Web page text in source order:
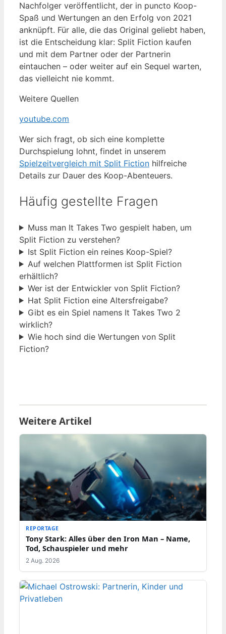
Nachfolger veröffentlicht, der in puncto Koop-
Spaß und Wertungen an den Erfolg von 2021
anknüpft. Für alle, die das Original geliebt haben,
ist die Entscheidung klar: Split Fiction kaufen
und mit dem Partner oder der Partnerin
eintauchen – oder weiter auf ein Sequel warten,
das vielleicht nie kommt.
Weitere Quellen
youtube.com
Wer sich fragt, ob sich eine komplette
Durchspielung lohnt, findet in unserem
Spielzeitvergleich mit Split Fiction hilfreiche
Details zur Dauer des Koop-Abenteuers.
Häufig gestellte Fragen
Muss man It Takes Two gespielt haben, um
Split Fiction zu verstehen?
Ist Split Fiction ein reines Koop-Spiel?
Auf welchen Plattformen ist Split Fiction
erhältlich?
Wer ist der Entwickler von Split Fiction?
Hat Split Fiction eine Altersfreigabe?
Gibt es ein Spiel namens It Takes Two 2
wirklich?
Wie hoch sind die Wertungen von Split
Fiction?
Weitere Artikel
REPORTAGE
Tony Stark: Alles über den Iron Man – Name,
Tod, Schauspieler und mehr
2 Aug. 2026